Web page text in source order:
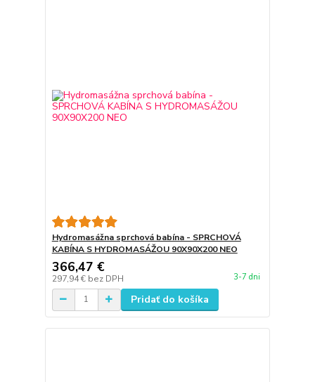
Hydromasážna sprchová babína - SPRCHOVÁ
KABÍNA S HYDROMASÁŽOU 90X90X200 NEO
366,47 €
297,94 € bez DPH 3-7 dni
Pridať do košíka